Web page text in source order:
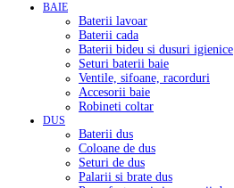
BAIE
Baterii lavoar
Baterii cada
Baterii bideu si dusuri igienice
Seturi baterii baie
Ventile, sifoane, racorduri
Accesorii baie
Robineti coltar
DUS
Baterii dus
Coloane de dus
Seturi de dus
Palarii si brate dus